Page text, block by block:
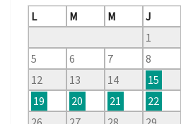
L
M M J
1
5
6 7 8
12
13 14 15
19
20 21 22